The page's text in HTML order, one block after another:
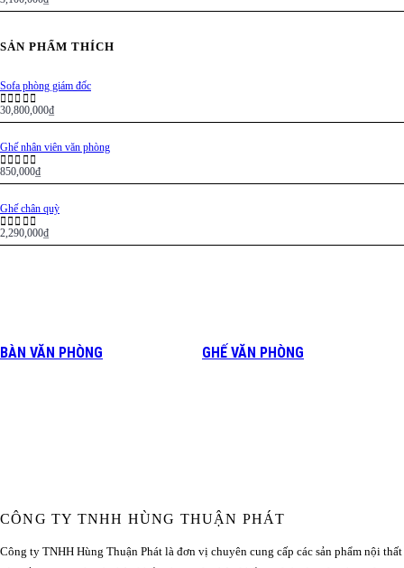
0out of 5
SẢN PHẨM THÍCH
Sofa phòng giám đốc
0out of 5
30,800,000₫
Ghế nhân viên văn phòng
0out of 5
850,000₫
Ghế chân quỳ
0out of 5
2,290,000₫
BÀN VĂN PHÒNG GHẾ VĂN PHÒNG
CÔNG TY TNHH HÙNG THUẬN PHÁT
Công ty TNHH Hùng Thuận Phát là đơn vị chuyên cung cấp các sản phẩm nội thất